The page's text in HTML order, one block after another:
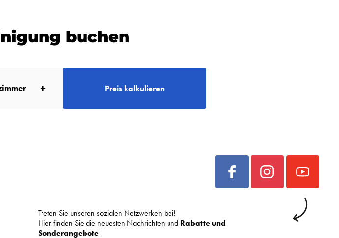
buchen
+ Preis kalkulieren
Treten Sie unseren sozialen Netzwerken bei!
Hier finden Sie die neuesten Nachrichten und Rabatte und
Sonderangebote